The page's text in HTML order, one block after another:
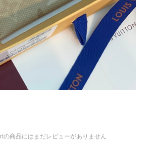
の商品にはまだレビューがありません